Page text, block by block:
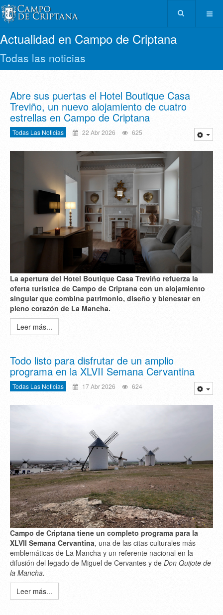
Actualidad en Campo de Criptana
Todas las noticias
Abre sus puertas el Hotel Boutique Casa
Treviño, un nuevo alojamiento de cuatro
estrellas en Campo de Criptana
Todas Las Noticias 22 Abr 2026 625
La apertura del Hotel Boutique Casa Treviño refuerza la
oferta turística de Campo de Criptana con un alojamiento
singular que combina patrimonio, diseño y bienestar en
pleno corazón de La Mancha.
Leer más...
Todo listo para disfrutar de un amplio
programa en la XLVII Semana Cervantina
Todas Las Noticias 17 Abr 2026 624
Campo de Criptana tiene un completo programa para la
XLVII Semana Cervantina, una de las citas culturales más
emblemáticas de La Mancha y un referente nacional en la
difusión del legado de Miguel de Cervantes y de Don Quijote de
la Mancha.
Leer más...